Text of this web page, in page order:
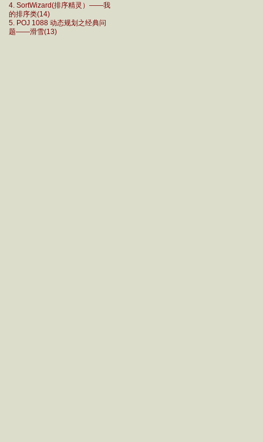
4. SortWizard(排序精灵）——我
的排序类(14)
5. POJ 1088 动态规划之经典问
题——滑雪(13)